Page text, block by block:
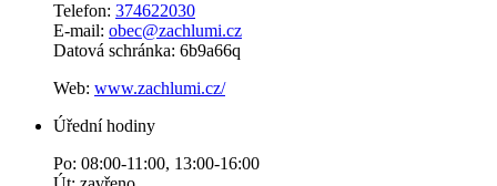
Telefon: 374622030
E-mail: obec@zachlumi.cz
Datová schránka: 6b9a66q
Web: www.zachlumi.cz/
Úřední hodiny
Po: 08:00-11:00, 13:00-16:00